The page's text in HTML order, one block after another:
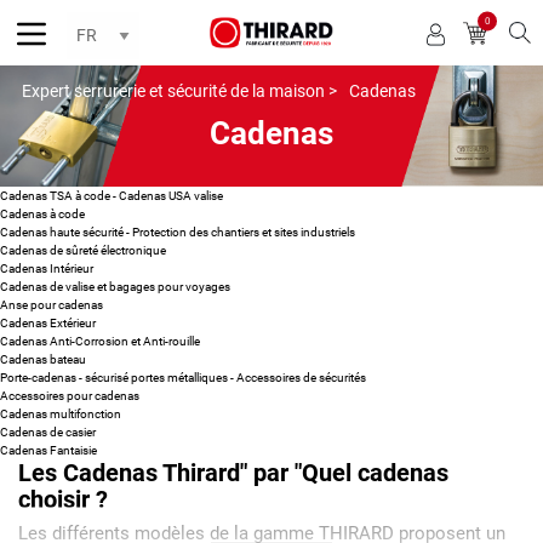
0
Expert serrurerie et sécurité de la maison > Cadenas
Cadenas
Cadenas TSA à code - Cadenas USA valise
Cadenas à code
Cadenas haute sécurité - Protection des chantiers et sites industriels
Cadenas de sûreté électronique
Cadenas Intérieur
Cadenas de valise et bagages pour voyages
Anse pour cadenas
Cadenas Extérieur
Cadenas Anti-Corrosion et Anti-rouille
Cadenas bateau
Porte-cadenas - sécurisé portes métalliques - Accessoires de sécurités
Accessoires pour cadenas
Cadenas multifonction
Cadenas de casier
Cadenas Fantaisie
Les Cadenas Thirard" par "Quel cadenas
choisir ?
Les différents modèles de la gamme THIRARD proposent un